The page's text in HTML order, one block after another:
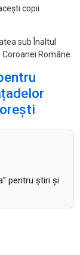
copii
sub Înaltul
Române.
pentru ştiri şi